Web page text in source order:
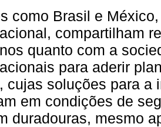
como Brasil e
compartilham
quanto com a
para aderir
cujas soluções para a
em condições de
duradouras, mesmo